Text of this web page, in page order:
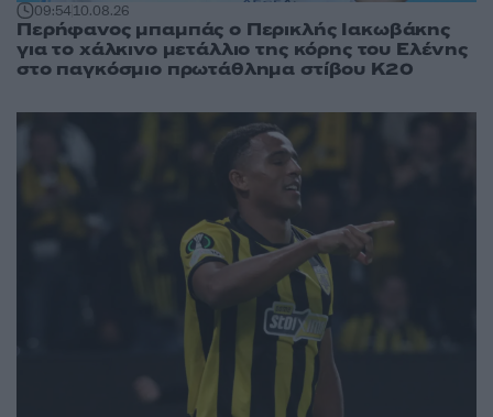
09:5410.08.26
Περήφανος μπαμπάς ο Περικλής Ιακωβάκης
για το χάλκινο μετάλλιο της κόρης του Ελένης
στο παγκόσμιο πρωτάθλημα στίβου Κ20